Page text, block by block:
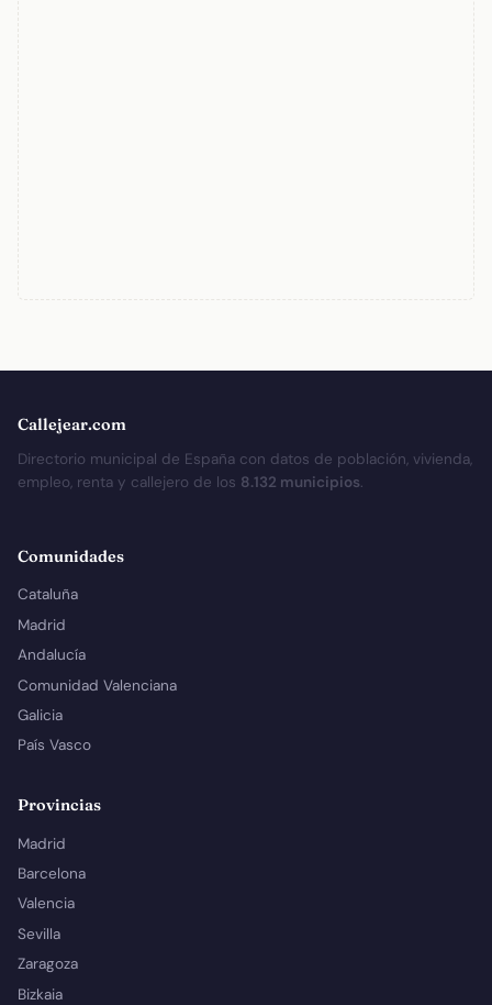
Callejear.com
Directorio municipal de España con datos de población, vivienda,
empleo, renta y callejero de los 8.132 municipios.
Comunidades
Cataluña
Madrid
Andalucía
Comunidad Valenciana
Galicia
País Vasco
Provincias
Madrid
Barcelona
Valencia
Sevilla
Zaragoza
Bizkaia